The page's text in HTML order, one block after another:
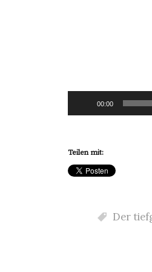
Audio-
Player
00:00
Teilen mit:
Der